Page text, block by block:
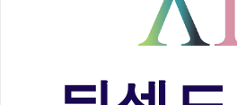
라합3 나라